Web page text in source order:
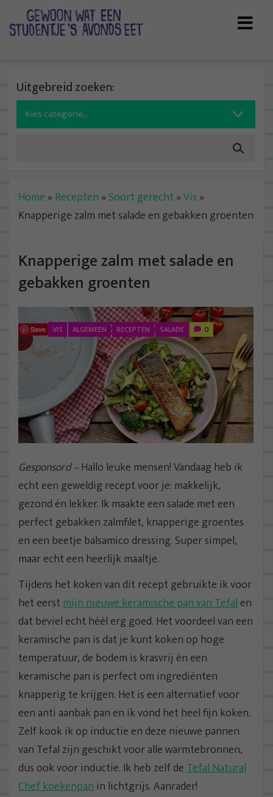
Uitgebreid zoeken:
Search
for:
Home » Recepten » Soort gerecht»Vis »
Knapperige zalm met salade en gebakken groenten
Knapperige zalm met salade en
gebakken groenten
Save VIS ALGEMEEN RECEPTEN SALADE 0
Gesponsord – Hallo leuke mensen! Vandaag heb ik
echt een geweldig recept voor je: makkelijk,
gezond én lekker. Ik maakte een salade met een
perfect gebakken zalmfilet, knapperige groentes
en een beetje balsamico dressing. Super simpel,
maar echt een heerlijk maaltje.
Tijdens het koken van dit recept gebruikte ik voor
het eerstmijn nieuwe keramische pan van Tefalen
dat beviel echt héél erg goed. Het voordeel van een
keramische pan is dat je kunt koken op hoge
temperatuur, de bodem is krasvrij én een
keramische pan is perfect om ingrediënten
knapperig te krijgen. Het is een alternatief voor
een anti aanbak pan en ik vond het heel fijn koken.
Zelf kook ik op inductie en deze nieuwe pannen
van Tefal zijn geschikt voor alle warmtebronnen,
dus ook voor inductie. Ik heb zelf deTefal Natural
Chef koekenpan in lichtgrijs. Aanrader!